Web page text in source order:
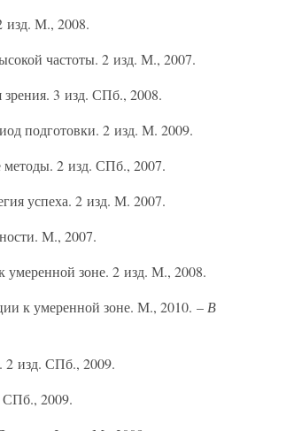
изд. М., 2008.
частоты. 2 изд. М., 2007.
зрения. 3 изд. СПб., 2008.
подготовки. 2 изд. М. 2009.
2 изд. СПб., 2007.
успеха. 2 изд. М. 2007.
М., 2007.
зоне. 2 изд. М., 2008.
к умеренной зоне. М., 2010. – В
2 изд. СПб., 2009.
СПб., 2009.